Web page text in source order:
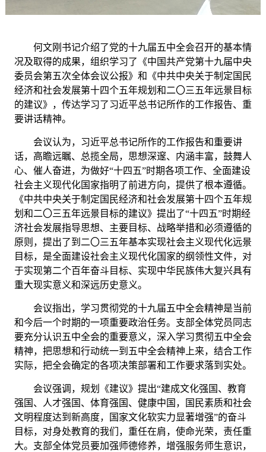
何文刚书记介绍了党的十九届五中全会召开的基本情
况及取得的成果，组织学习了《中国共产党第十九届中央
委员会第五次全体会议公报》和《中共中央关于制定国民
经济和社会发展第十四个五年规划和二〇三五年远景目标
的建议》，传达学习了习近平总书记所作的工作报告、重
要讲话精神。
会议认为，习近平总书记所作的工作报告和重要讲
话，高瞻远瞩、总揽全局，思想深邃、内涵丰富，鼓舞人
心、催人奋进，为做好“十四五”时期各项工作、全面建设
社会主义现代化国家指明了前进方向，提供了根本遵循。
《中共中央关于制定国民经济和社会发展第十四个五年规
划和二〇三五年远景目标的建议》提出了“十四五”时期经
济社会发展指导思想、主要目标、战略举措和必须遵循的
原则，提出了到二〇三五年基本实现社会主义现代化远景
目标，是全面建设社会主义现代化国家的纲领性文件，对
于实现第二个百年奋斗目标、实现中华民族伟大复兴具有
重大现实意义和深远历史意义。
会议指出，学习贯彻党的十九届五中全会精神是当前
和今后一个时期的一项重要政治任务。支部全体党员同志
要充分认识五中全会的重要意义，深入学习贯彻五中全会
精神，把思想和行动统一到五中全会精神上来，结合工作
实际，把全会确定的各项决策部署和工作要求落到实处。
会议强调，规划《建议》提出“建成文化强国、教育
强国、人才强国、体育强国、健康中国，国民素质和社会
文明程度达到新高度，国家文化软实力显著增强”的奋斗
目标，对身处教育的我们，重任在肩，使命光荣，责任重
大。支部全体党员要加强师德修养，增强服务师生意识，